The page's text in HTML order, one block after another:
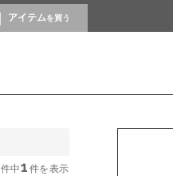
アイテムを買う
件中1 件を表示